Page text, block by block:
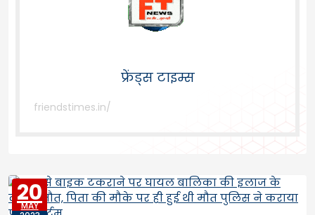
फ्रेंड्स टाइम्स
friendstimes.in/
20
MAY